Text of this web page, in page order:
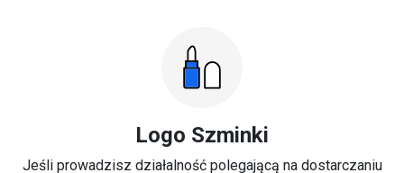
Logo Szminki
Jeśli prowadzisz działalność polegającą na dostarczaniu